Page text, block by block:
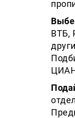
ВТБ,
ЦИАН